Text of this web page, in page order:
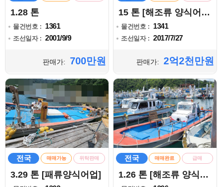
1.28 톤
물건번호 : 1361
조선일자 : 2001/9/9
판매가: 700만원
15 톤 [해조류 양식어업]
물건번호 : 1341
조선일자 : 2017/7/27
판매가: 2억2천만원
전국 매매가능 위탁판매
3.29 톤 [패류양식어업]
전국 매매완료 급매
1.26 톤 [해조류 양식어업]